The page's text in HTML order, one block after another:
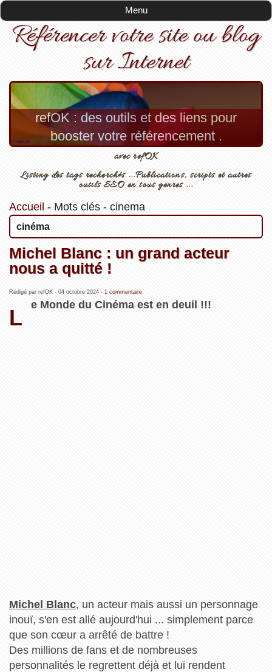
Menu
Référencer votre site ou blog
sur Internet
refOK : des outils et des liens pour
booster votre référencement .
avec refOK
Listing des tags recherchés ...Publications, scripts et autres
outils SEO en tous genres ...
Accueil - Mots clés- cinema
cinéma
Michel Blanc : un grand acteur
nous a quitté !
Rédigé par refOK - 04 octobre 2024- 1 commentaire
L
e Monde du Cinéma est en deuil !!!
Michel Blanc, un acteur mais aussi un personnage
inouï, s'en est allé aujourd'hui ... simplement parce
que son cœur a arrêté de battre !
Des millions de fans et de nombreuses
personnalités le regrettent déjà et lui rendent